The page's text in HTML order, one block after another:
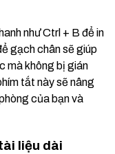
như Ctrl + B để in
gạch chân sẽ giúp
mà không bị gián
tắt này sẽ nâng
của bạn và
liệu dài